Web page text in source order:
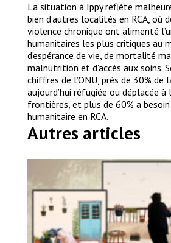
La situation à Ippy reflète
bien d’autres localités en RCA, où
violence chronique ont alimenté
humanitaires les plus critiques au
d’espérance de vie, de mortalité
malnutrition et d’accès aux soins.
chiffres de l’ONU, près de 30%
aujourd’hui réfugiée ou déplacée à
frontières, et plus de 60% a besoin
humanitaire en RCA.
Autres articles